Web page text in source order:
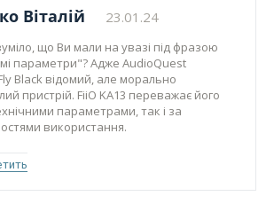
Віталій 23.01.24
що Ви мали на увазі під фразою
параметри"? Адже AudioQuest
Black відомий, але морально
пристрій. FiiO KA13 переважає його
параметрами, так і за
використання.